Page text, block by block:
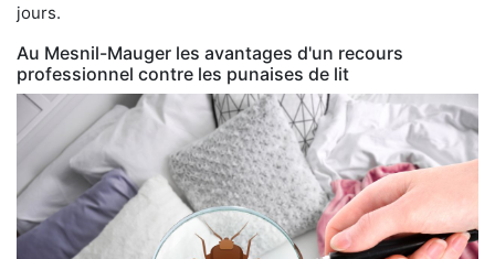
jours.
Au Mesnil-Mauger les avantages d'un recours
professionnel contre les punaises de lit